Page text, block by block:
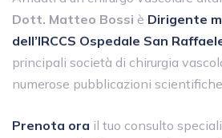
Dott. Matteo Bossi è Dirigente
dell’IRCCS Ospedale San
principali società di chirurgia
numerose pubblicazioni
Prenota ora il tuo consulto